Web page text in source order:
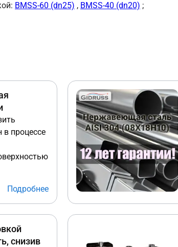
BMSS-60 (dn25) , BMSS-40 (dn20) ;
в процессе
Подробнее
снизив